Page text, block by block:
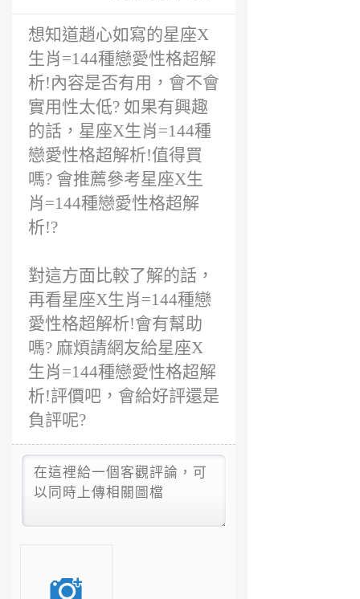
想知道趙心如寫的星座X
生肖=144種戀愛性格超解
析!內容是否有用，會不會
實用性太低? 如果有興趣
的話，星座X生肖=144種
戀愛性格超解析!值得買
嗎? 會推薦參考星座X生
肖=144種戀愛性格超解
析!?
對這方面比較了解的話，
再看星座X生肖=144種戀
愛性格超解析!會有幫助
嗎? 麻煩請網友給星座X
生肖=144種戀愛性格超解
析!評價吧，會給好評還是
負評呢?